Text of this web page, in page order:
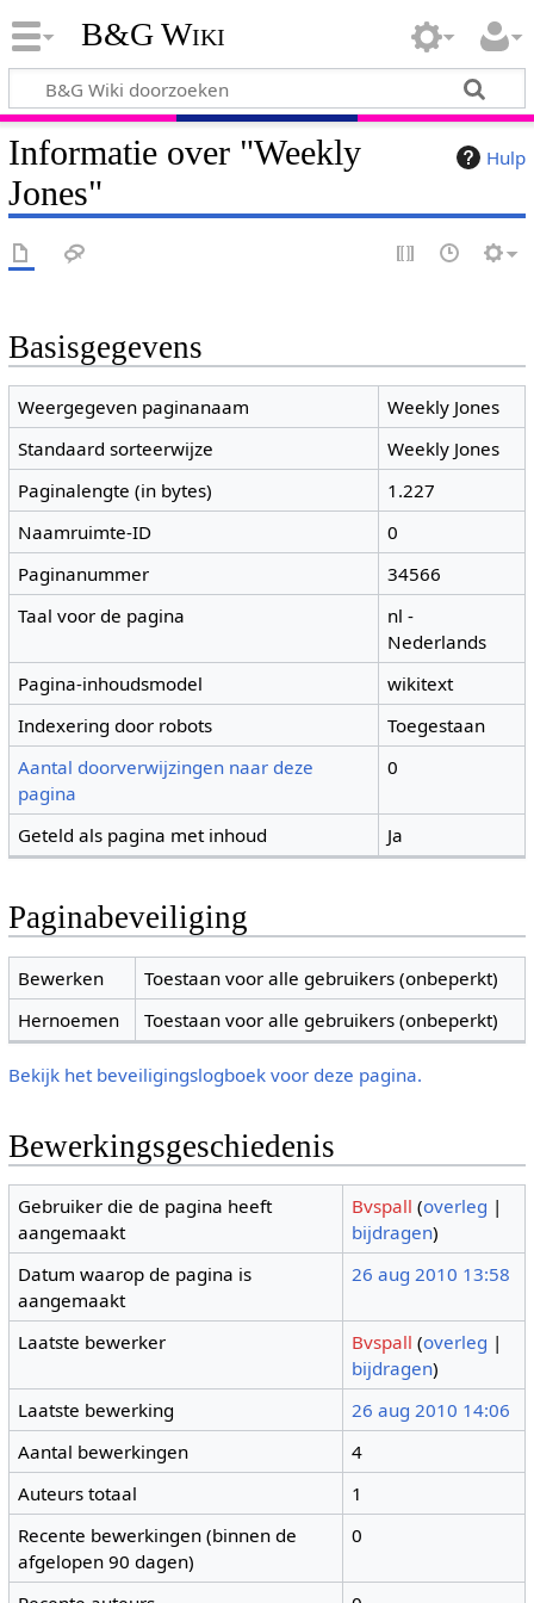
B&G Wiki
Hulp
Informatie over "Weekly
Jones"
Basisgegevens
Weergegeven paginanaam
Weekly Jones
Standaard sorteerwijze
Weekly Jones
Paginalengte (in bytes)
1.227
Naamruimte-ID
0
Paginanummer
34566
Taal voor de pagina
nl -
Nederlands
Pagina-inhoudsmodel
wikitext
Indexering door robots
Toegestaan
Aantal doorverwijzingen naar deze
pagina
0
Geteld als pagina met inhoud Ja
Paginabeveiliging
Bewerken
Toestaan voor alle gebruikers (onbeperkt)
Hernoemen
Toestaan voor alle gebruikers (onbeperkt)
Bekijk het beveiligingslogboek voor deze pagina.
Bewerkingsgeschiedenis
Gebruiker die de pagina heeft
aangemaakt
Bvspall (overleg |
bijdragen)
Datum waarop de pagina is
aangemaakt
26 aug 2010 13:58
Laatste bewerker Bvspall (overleg |
bijdragen)
Laatste bewerking
26 aug 2010 14:06
Aantal bewerkingen
4
Auteurs totaal
1
Recente bewerkingen (binnen de
afgelopen 90 dagen)
0